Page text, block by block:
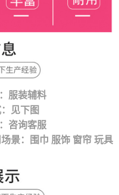
装辅料
见下图
询客服
景：围巾 服饰 窗帘 玩具